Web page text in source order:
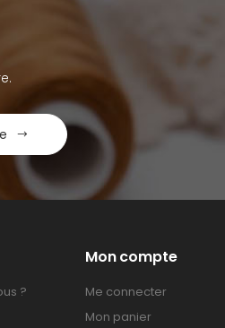
?
Mon compte
Me connecter
Mon panier